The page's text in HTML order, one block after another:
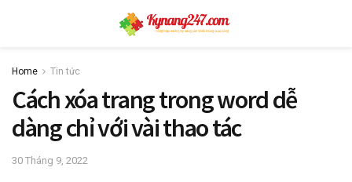
Home Tin tức
Cách xóa trang trong word dễ
dàng chỉ với vài thao tác
30 Tháng 9, 2022